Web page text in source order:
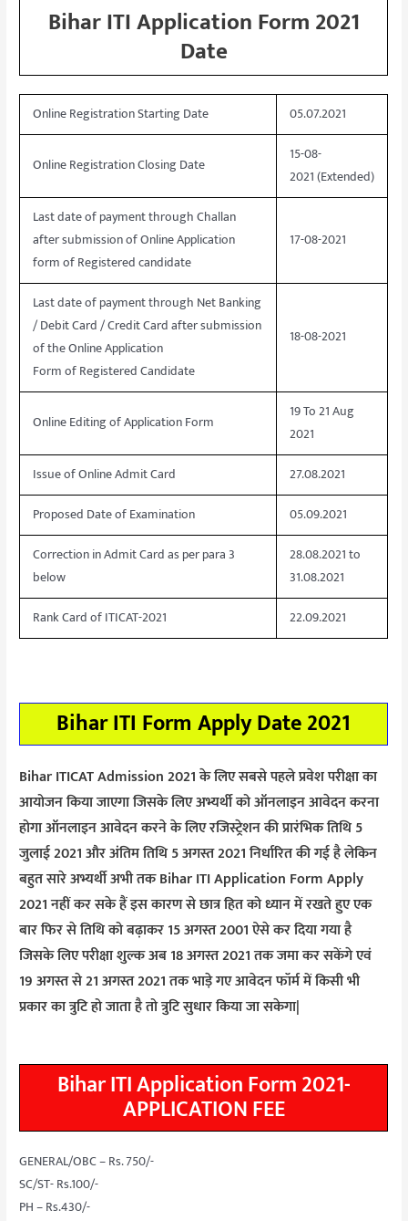
Bihar ITI Application Form 2021
Date
Online Registration Starting Date 05.07.2021
Online Registration Closing Date
15-08-
2021(Extended)
Last date of payment through Challan
after submission of Online Application
form of Registered candidate
17-08-2021
Last date of payment through Net Banking
/ Debit Card / Credit Card after submission
of the Online Application
Form of Registered Candidate
18-08-2021
Online Editing of Application Form
19 To 21 Aug
2021
Issue of Online Admit Card
27.08.2021
Proposed Date of Examination
05.09.2021
Correction in Admit Card as per para 3
below
28.08.2021 to
31.08.2021
Rank Card of ITICAT-2021
22.09.2021
Bihar ITI Form Apply Date 2021
Bihar ITICAT Admission 2021 के लिए सबसे पहले प्रवेश परीक्षा का
आयोजन किया जाएगा जिसके लिए अभ्यर्थी को ऑनलाइन आवेदन करना
होगा ऑनलाइन आवेदन करने के लिए रजिस्ट्रेशन की प्रारंभिक तिथि 5
जुलाई 2021 और अंतिम तिथि 5 अगस्त 2021 निर्धारित की गई है लेकिन
बहुत सारे अभ्यर्थी अभी तक Bihar ITI Application Form Apply
2021 नहीं कर सके हैं इस कारण से छात्र हित को ध्यान में रखते हुए एक
बार फिर से तिथि को बढ़ाकर 15 अगस्त 2001 ऐसे कर दिया गया है
जिसके लिए परीक्षा शुल्क अब 18 अगस्त 2021 तक जमा कर सकेंगे एवं
19 अगस्त से 21 अगस्त 2021 तक भाड़े गए आवेदन फॉर्म में किसी भी
प्रकार का त्रुटि हो जाता है तो त्रुटि सुधार किया जा सकेगा|
Bihar ITI Application Form 2021-
APPLICATION FEE
GENERAL/OBC – Rs. 750/-
SC/ST- Rs.100/-
PH – Rs.430/-